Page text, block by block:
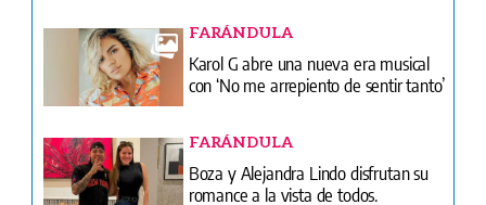
FARÁNDULA
Karol G abre una nueva era musical
con ‘No me arrepiento de sentir tanto’
FARÁNDULA
Boza y Alejandra Lindo disfrutan su
romance a la vista de todos.